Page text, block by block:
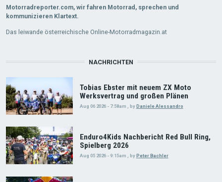
Motorradreporter.com, wir fahren Motorrad, sprechen und
kommunizieren Klartext.
Das leiwande österreichische Online-Motorradmagazin.at
NACHRICHTEN
Tobias Ebster mit neuem ZX Moto
Werksvertrag und großen Plänen
Aug 06 2026 - 7:58am byDaniele Alessandro
Enduro4Kids Nachbericht Red Bull Ring,
Spielberg 2026
Aug 05 2026 - 9:15am , byPeter Bachler